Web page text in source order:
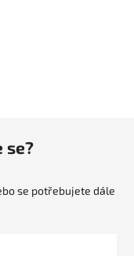
se?
se potřebujete dále